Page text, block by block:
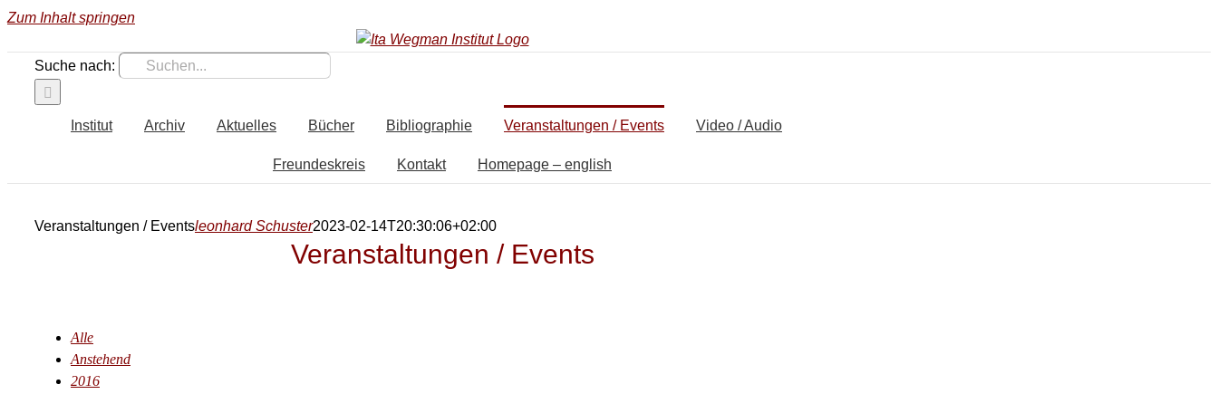
Zum Inhalt springen
Suche nach:
Institut Archiv Aktuelles Bücher Bibliographie Veranstaltungen / Events Video / Audio
Freundeskreis Kontakt Homepage – english
Veranstaltungen / Eventsleonhard Schuster2023-02-14T20:30:06+02:00
Veranstaltungen / Events
Alle
Anstehend
2016